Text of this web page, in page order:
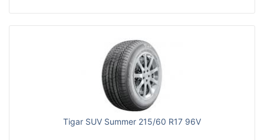
Tigar SUV Summer 215/60 R17 96V